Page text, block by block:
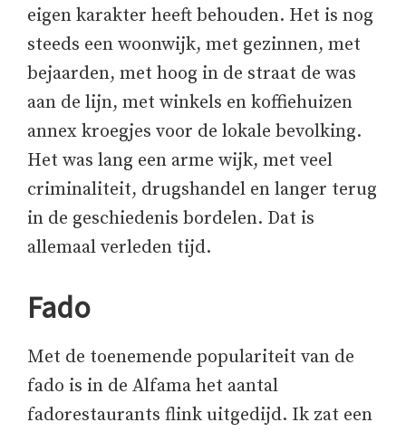
eigen karakter heeft behouden. Het is nog
steeds een woonwijk, met gezinnen, met
bejaarden, met hoog in de straat de was
aan de lijn, met winkels en koffiehuizen
annex kroegjes voor de lokale bevolking.
Het was lang een arme wijk, met veel
criminaliteit, drugshandel en langer terug
in de geschiedenis bordelen. Dat is
allemaal verleden tijd.
Fado
Met de toenemende populariteit van de
fado is in de Alfama het aantal
fadorestaurants flink uitgedijd. Ik zat een